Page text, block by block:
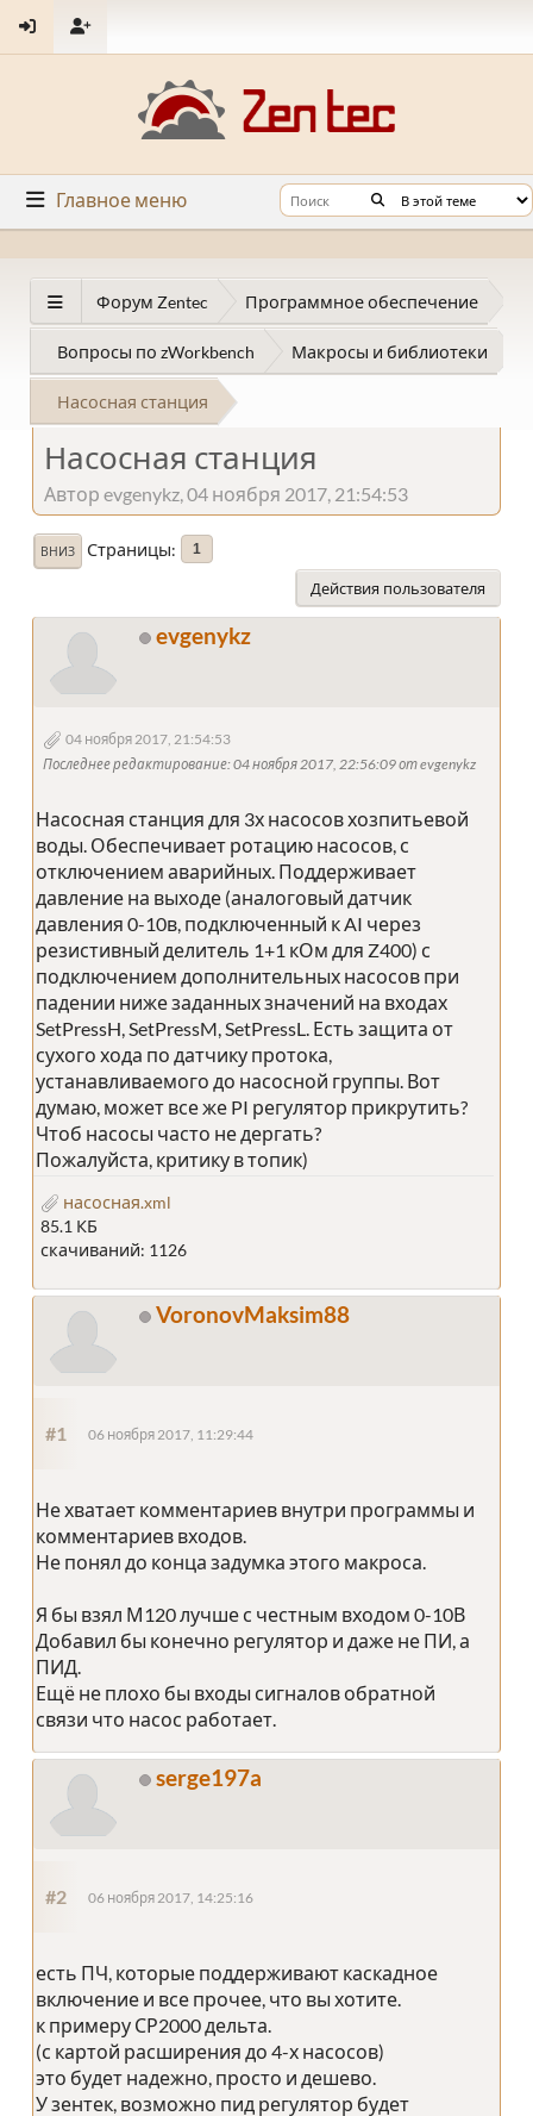
Главное меню
Форум Zentec Программное обеспечение
Вопросы по zWorkbench Макросы и библиотеки
Насосная станция
Насосная станция
Автор evgenykz, 04 ноября 2017, 21:54:53
ВНИЗ Страницы 1
Действия пользователя
evgenykz
04 ноября 2017, 21:54:53
Последнее редактирование: 04 ноября 2017, 22:56:09 от evgenykz
Насосная станция для 3х насосов хозпитьевой
воды. Обеспечивает ротацию насосов, с
отключением аварийных. Поддерживает
давление на выходе (аналоговый датчик
давления 0-10в, подключенный к AI через
резистивный делитель 1+1 кОм для Z400) с
подключением дополнительных насосов при
падении ниже заданных значений на входах
SetPressH, SetPressM, SetPressL. Есть защита от
сухого хода по датчику протока,
устанавливаемого до насосной группы. Вот
думаю, может все же PI регулятор прикрутить?
Чтоб насосы часто не дергать?
Пожалуйста, критику в топик)
насосная.xml
85.1 КБ
скачиваний: 1126
VoronovMaksim88
#1 06 ноября 2017, 11:29:44
Не хватает комментариев внутри программы и
комментариев входов.
Не понял до конца задумка этого макроса.
Я бы взял М120 лучше с честным входом 0-10В
Добавил бы конечно регулятор и даже не ПИ, а
ПИД.
Ещё не плохо бы входы сигналов обратной
связи что насос работает.
serge197a
#2 06 ноября 2017, 14:25:16
есть ПЧ, которые поддерживают каскадное
включение и все прочее, что вы хотите.
к примеру СР2000 дельта.
(с картой расширения до 4-х насосов)
это будет надежно, просто и дешево.
У зентек, возможно пид регулятор будет